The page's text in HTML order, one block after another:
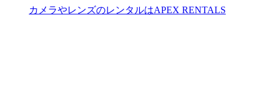
カメラやレンズのレンタルはAPEX RENTALS